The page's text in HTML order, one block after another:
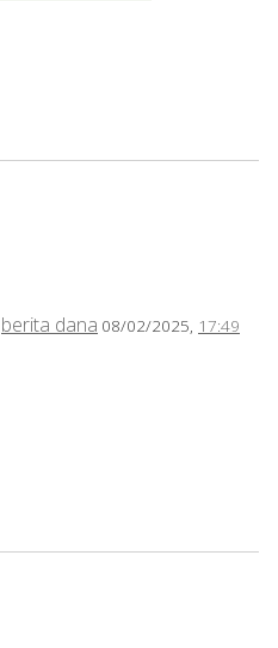
berita dana 08/02/2025, 17:49